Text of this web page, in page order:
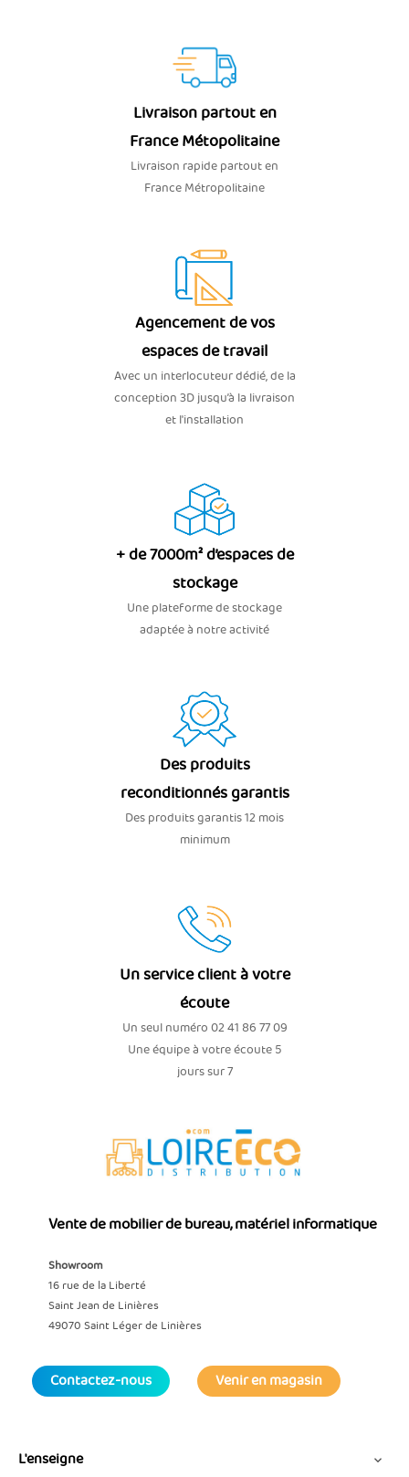
Livraison partout en
France Métopolitaine
Livraison rapide partout en
France Métropolitaine
Agencement de vos
espaces de travail
Avec un interlocuteur dédié, de la
conception 3D jusqu’à la livraison
et l'installation
+ de 7000m² d’espaces de
stockage
Une plateforme de stockage
adaptée à notre activité
Des produits
reconditionnés garantis
Des produits garantis 12 mois
minimum
Un service client à votre
écoute
Un seul numéro 02 41 86 77 09
Une équipe à votre écoute 5
jours sur 7
Vente de mobilier de bureau, matériel informatique
Showroom
16 rue de la Liberté
Saint Jean de Linières
49070 Saint Léger de Linières
Contactez-nous Venir en magasin
L'enseigne 